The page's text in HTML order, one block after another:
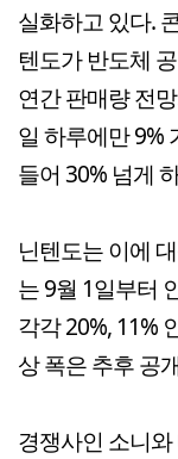
실화하고 있다.
텐도가 반도체
연간 판매량 전
일 하루에만 9%
들어 30% 넘게
닌텐도는 이에
는 9월 1일부터
각각 20%, 11%
상 폭은 추후 공
경쟁사인 소니